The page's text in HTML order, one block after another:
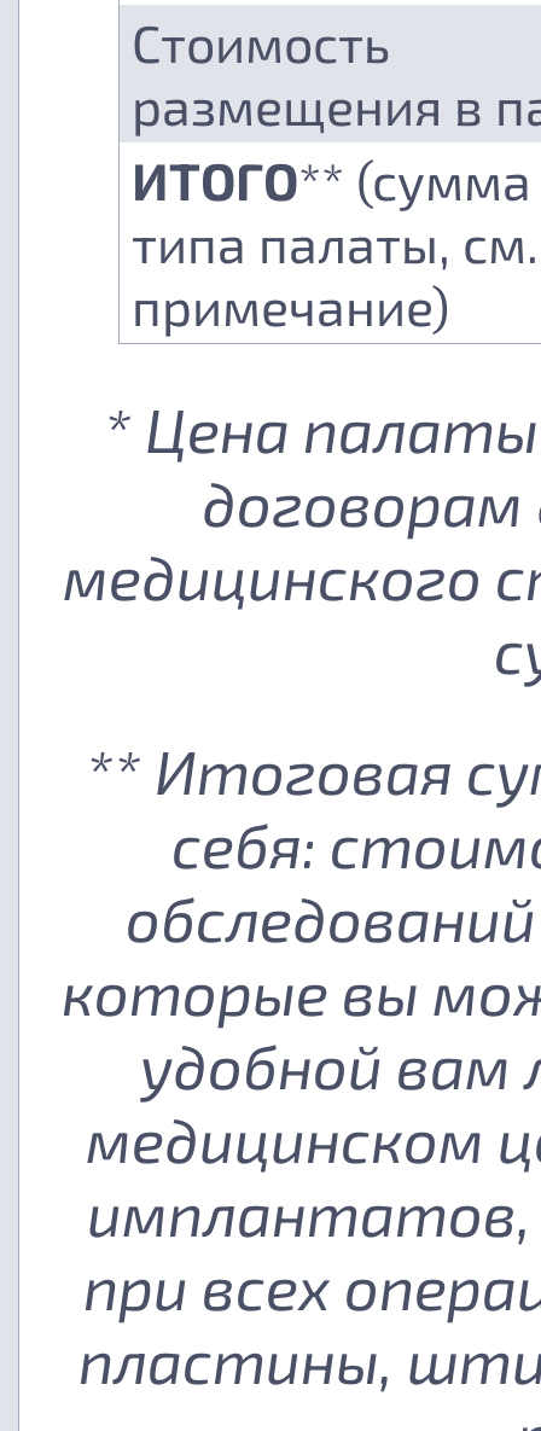
Стоимость
размещения в
ИТОГО** (сумма
типа палаты, см.
примечание)
* Цена
договорам
медицинского
** Итоговая
себя:
которые вы
удобной вам
медицинском
при всех
пластины,